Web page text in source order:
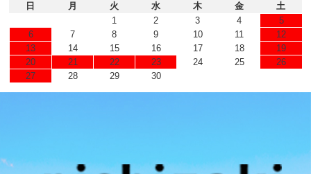
日
月 火 水 木 金
土
1
2 3 4
5
6
7 8 9 10 11
12
13
14 15 16 17 18
19
20
21 22 23 24 25
26
27
28 29 30